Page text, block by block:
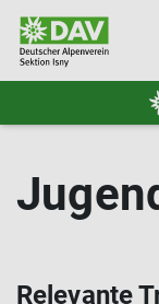
Relevante